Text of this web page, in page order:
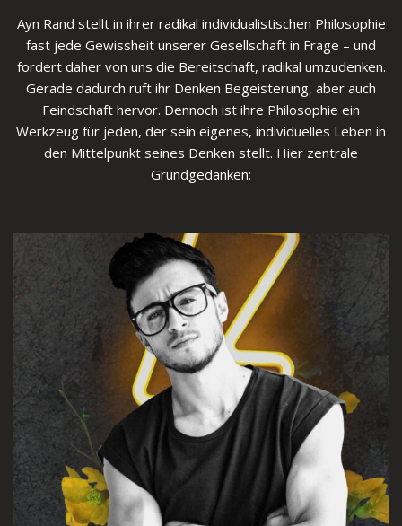
Ayn Rand stellt in ihrer radikal individualistischen Philosophie
fast jede Gewissheit unserer Gesellschaft in Frage – und
fordert daher von uns die Bereitschaft, radikal umzudenken.
Gerade dadurch ruft ihr Denken Begeisterung, aber auch
Feindschaft hervor. Dennoch ist ihre Philosophie ein
Werkzeug für jeden, der sein eigenes, individuelles Leben in
den Mittelpunkt seines Denken stellt. Hier zentrale
Grundgedanken: